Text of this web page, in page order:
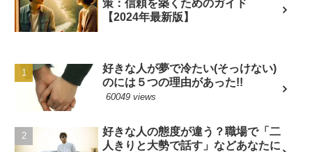
策：信頼を築くためのガイド
【2024年最新版】
好きな人が夢で冷たい(そっけない)
のには５つの理由があった!!
60049 views
好きな人の態度が違う？職場で「二
人きりと大勢で話す」などあなたに